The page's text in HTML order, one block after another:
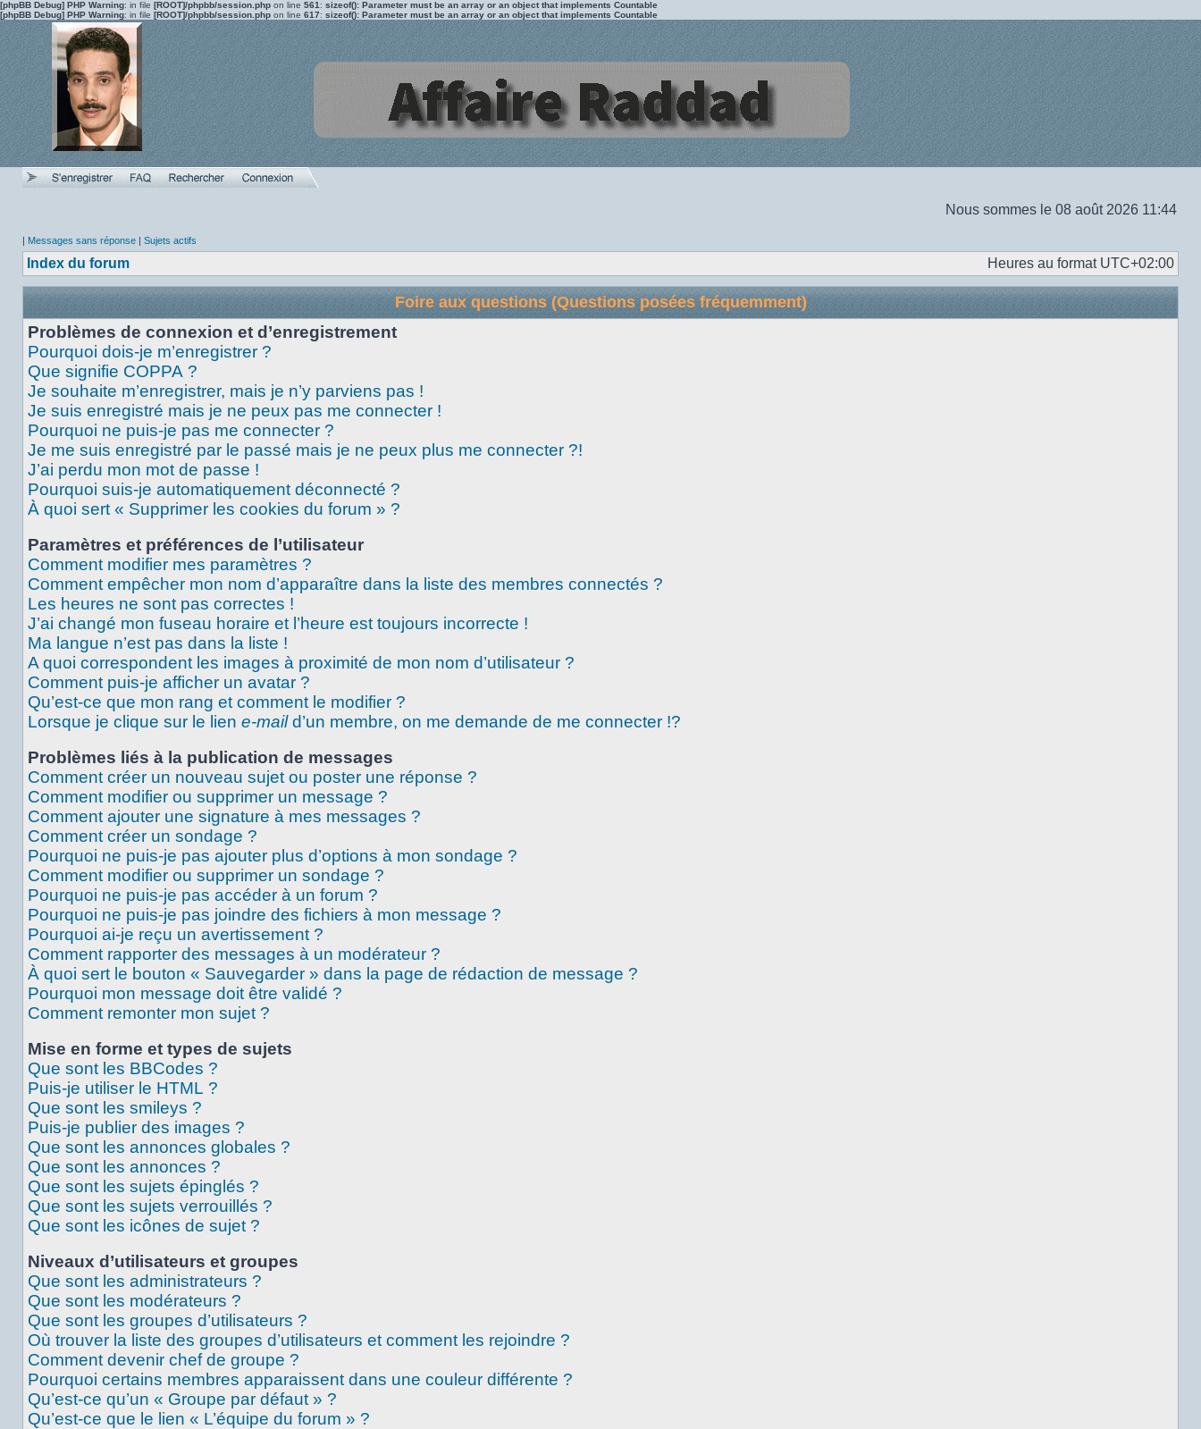
[phpBB Debug] PHP Warning: in file [ROOT]/phpbb/session.php on line 561 : sizeof(): Parameter must be an array or an object that implements Countable
[phpBB Debug] PHP Warning: in file [ROOT]/phpbb/session.php on line 617: sizeof(): Parameter must be an array or an object that implements Countable
Nous sommes le 08 août 2026 11:44
| Messages sans réponse | Sujets actifs
Index du forum Heures au format UTC+02:00
Foire aux questions (Questions posées fréquemment)
Problèmes de connexion et d’enregistrement
Pourquoi dois-je m’enregistrer ?
Que signifie COPPA ?
Je souhaite m’enregistrer, mais je n’y parviens pas !
Je suis enregistré mais je ne peux pas me connecter !
Pourquoi ne puis-je pas me connecter ?
Je me suis enregistré par le passé mais je ne peux plus me connecter ?!
J’ai perdu mon mot de passe !
Pourquoi suis-je automatiquement déconnecté ?
À quoi sert « Supprimer les cookies du forum » ?
Paramètres et préférences de l’utilisateur
Comment modifier mes paramètres ?
Comment empêcher mon nom d’apparaître dans la liste des membres connectés ?
Les heures ne sont pas correctes !
J’ai changé mon fuseau horaire et l’heure est toujours incorrecte !
Ma langue n’est pas dans la liste !
A quoi correspondent les images à proximité de mon nom d’utilisateur ?
Comment puis-je afficher un avatar ?
Qu’est-ce que mon rang et comment le modifier ?
Lorsque je clique sur le lien e-maild’un membre, on me demande de me connecter !?
Problèmes liés à la publication de messages
Comment créer un nouveau sujet ou poster une réponse ?
Comment modifier ou supprimer un message ?
Comment ajouter une signature à mes messages ?
Comment créer un sondage ?
Pourquoi ne puis-je pas ajouter plus d’options à mon sondage ?
Comment modifier ou supprimer un sondage ?
Pourquoi ne puis-je pas accéder à un forum ?
Pourquoi ne puis-je pas joindre des fichiers à mon message ?
Pourquoi ai-je reçu un avertissement ?
Comment rapporter des messages à un modérateur ?
À quoi sert le bouton « Sauvegarder » dans la page de rédaction de message ?
Pourquoi mon message doit être validé ?
Comment remonter mon sujet ?
Mise en forme et types de sujets
Que sont les BBCodes ?
Puis-je utiliser le HTML ?
Que sont les smileys ?
Puis-je publier des images ?
Que sont les annonces globales ?
Que sont les annonces ?
Que sont les sujets épinglés ?
Que sont les sujets verrouillés ?
Que sont les icônes de sujet ?
Niveaux d’utilisateurs et groupes
Que sont les administrateurs ?
Que sont les modérateurs ?
Que sont les groupes d’utilisateurs ?
Où trouver la liste des groupes d’utilisateurs et comment les rejoindre ?
Comment devenir chef de groupe ?
Pourquoi certains membres apparaissent dans une couleur différente ?
Qu’est-ce qu’un « Groupe par défaut » ?
Qu’est-ce que le lien « L’équipe du forum » ?